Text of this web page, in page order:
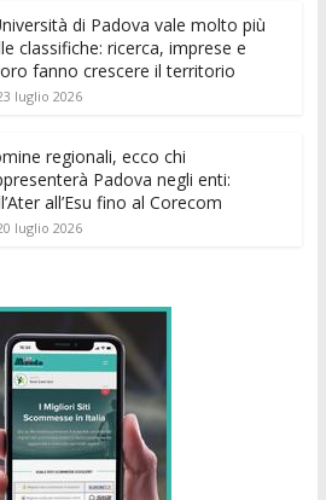
p er
di Padova vale molto più
classifiche: ricerca, imprese e
fanno crescere il territorio
luglio 2026
regionali, ecco chi
Padova negli enti:
all’Esu fino al Corecom
luglio 2026